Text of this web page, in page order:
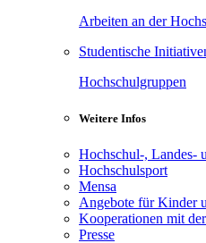
Arbeiten an der
Studentische
Hochschulgruppen
Weitere Infos
Hochschul-, Landes-
Hochschulsport
Mensa
Angebote für Kinder
Kooperationen mit
Presse